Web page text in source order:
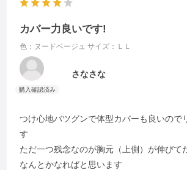
カバー力良いです!
色：ヌードベージュ サイズ：ＬＬ
さなさな
つけ心地バツグンで体型カバーも良いので
す
ただ一つ残念なのが胸元（上側）が伸びて
なんとかなればと思います